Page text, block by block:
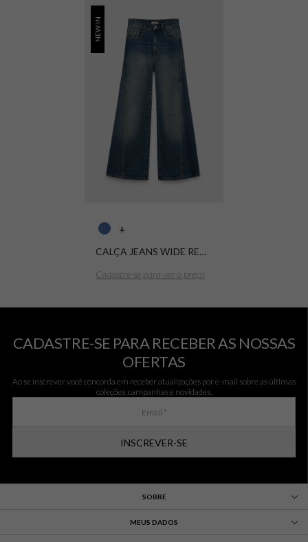
NEW IN
CALÇA JEANS WIDE RECORTE
Cadastre-se para ver o preço
+
CADASTRE-SE PARA RECEBER AS NOSSAS
OFERTAS
Ao se inscrever você concorda em receber atualizações por e-mail sobre as últimas
coleções, campanhas e novidades.
INSCREVER-SE
SOBRE
MEUS DADOS